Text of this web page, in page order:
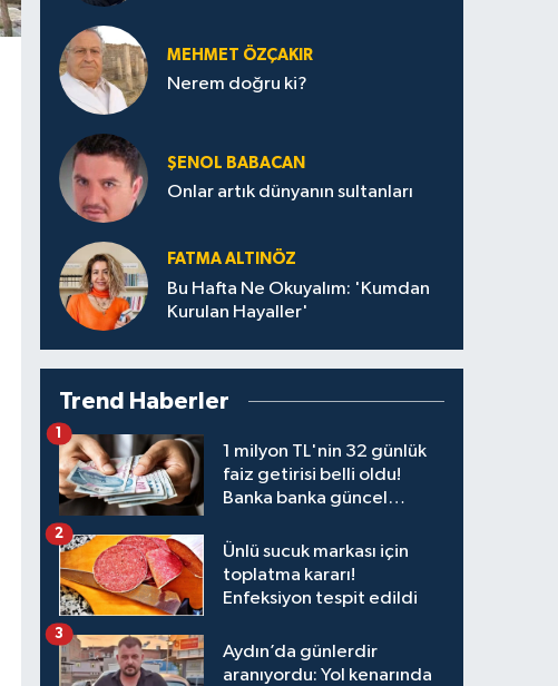
MEHMET ÖZÇAKIR
Nerem doğru ki?
ŞENOL BABACAN
Onlar artık dünyanın sultanları
FATMA ALTINÖZ
Bu Hafta Ne Okuyalım: 'Kumdan
Kurulan Hayaller'
Trend Haberler
1 milyon TL'nin 32 günlük
faiz getirisi belli oldu!
Banka banka güncel
1
Ünlü sucuk markası için
toplatma kararı!
Enfeksiyon tespit edildi
2
Aydın’da günlerdir
aranıyordu: Yol kenarında
3